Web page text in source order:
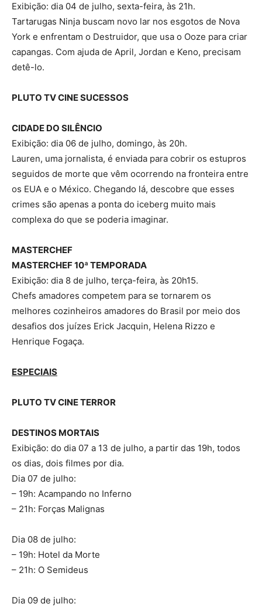
Exibição: dia 04 de julho, sexta-feira, às 21h.
Tartarugas Ninja buscam novo lar nos esgotos de Nova
York e enfrentam o Destruidor, que usa o Ooze para criar
capangas. Com ajuda de April, Jordan e Keno, precisam
detê-lo.
PLUTO TV CINE SUCESSOS
CIDADE DO SILÊNCIO
Exibição: dia 06 de julho, domingo, às 20h.
Lauren, uma jornalista, é enviada para cobrir os estupros
seguidos de morte que vêm ocorrendo na fronteira entre
os EUA e o México. Chegando lá, descobre que esses
crimes são apenas a ponta do iceberg muito mais
complexa do que se poderia imaginar.
MASTERCHEF
MASTERCHEF 10ª TEMPORADA
Exibição: dia 8 de julho, terça-feira, às 20h15.
Chefs amadores competem para se tornarem os
melhores cozinheiros amadores do Brasil por meio dos
desafios dos juízes Erick Jacquin, Helena Rizzo e
Henrique Fogaça.
ESPECIAIS
PLUTO TV CINE TERROR
DESTINOS MORTAIS
Exibição: do dia 07 a 13 de julho, a partir das 19h, todos
os dias, dois filmes por dia.
Dia 07 de julho:
– 19h: Acampando no Inferno
– 21h: Forças Malignas
Dia 08 de julho:
– 19h: Hotel da Morte
– 21h: O Semideus
Dia 09 de julho: